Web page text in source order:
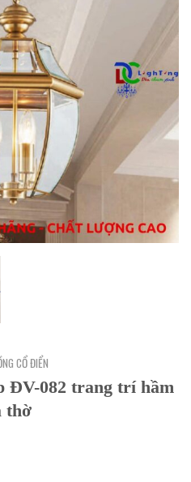
CỔ ĐIỂN
ĐV-082 trang trí hầm
thờ